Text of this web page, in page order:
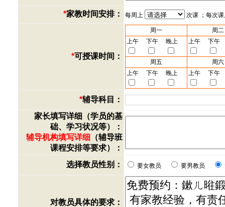
*家教时间安排： 每周上 次课 ；每次
*可授课时间：
周一
周二
上午
下午 晚上 上午 下午
周五
周六
上午
下午 晚上 上午 下午
*辅导科目：
家长填写详细（学员的基
础、学习状况等）：
辅导机构填写详细 （辅导班
课程安排等要求）：
选择教员性别：
要女教员 要男教员
对教员具体的要求：